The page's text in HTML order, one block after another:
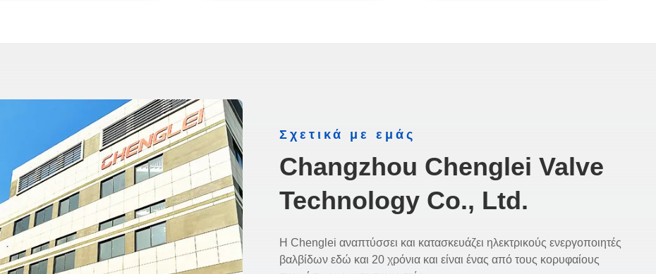
Σχετικά με εμάς
Changzhou Chenglei Valve
Technology Co., Ltd.
Η Chenglei αναπτύσσει και κατασκευάζει ηλεκτρικούς ενεργοποιητές
βαλβίδων εδώ και 20 χρόνια και είναι ένας από τους κορυφαίους